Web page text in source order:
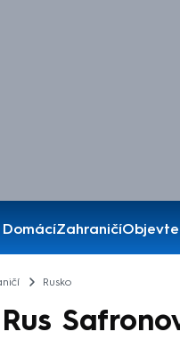
DomácíZahraničíObjevte
Pořady
Rusko